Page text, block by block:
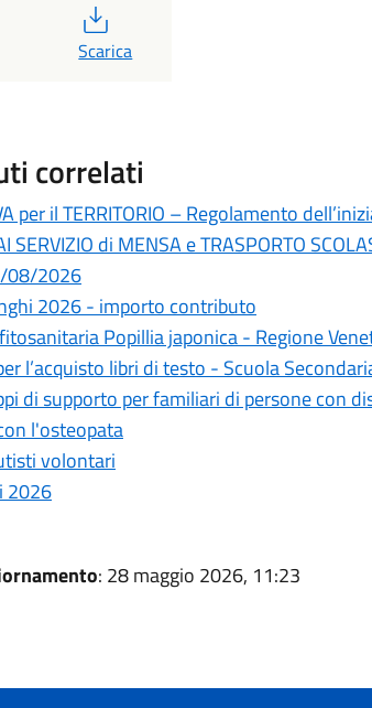
PDF
Scarica
correlati
per il TERRITORIO – Regolamento
SERVIZIO di MENSA e TRASPORTO
08/2026
2026 - importo contributo
Popillia japonica - Regione
l’acquisto libri di testo - Scuola
di supporto per familiari di persone con
l'osteopata
volontari
2026
: 28 maggio 2026, 11:23